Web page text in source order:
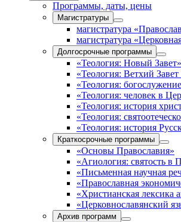
Программы, даты, цены
Магистратуры
магистратура
магистратура
Долгосрочные программы
«Теология: Новый Завет»
«Теология: Ветхий
«Теология:
«Теология: человек в
«Теология: история
«Теология:
«Теология: история
Краткосрочные программы
«Основы Православия»
«Агиология: святость в
«Письменная научная
«Православная
«Христианская лексика
«Церковнославянский
Архив программ